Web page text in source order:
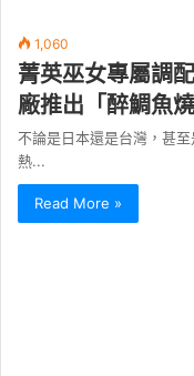
1,060
菁英巫女專屬調
廠推出「醉鯛魚
不論是日本還是台灣，甚
熱...
Read More »